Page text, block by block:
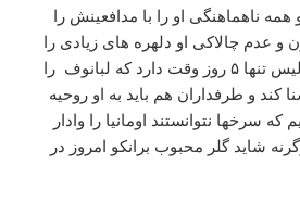
ناهماهنگی او را با مدافعینش را
و عدم چالاکی او دلهره های زیادی را
بوجود می آورد. پرسپولیس تنها ۵ روز وقت دارد که لبانوف را
کند و طرفداران هم باید به او روحیه
که سرخها نتوانستند اومانیا را وادار
شاید گلر محبوب برانکو امروز در